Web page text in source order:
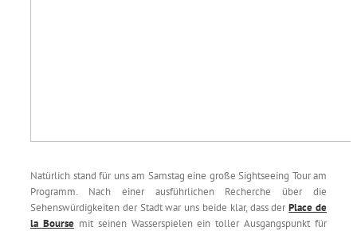
Natürlich stand für uns am Samstag eine große Sightseeing Tour am
Programm. Nach einer ausführlichen Recherche über die
Sehenswürdigkeiten der Stadt war uns beide klar, dass derPlace de
la Boursemit seinen Wasserspielen ein toller Ausgangspunkt für